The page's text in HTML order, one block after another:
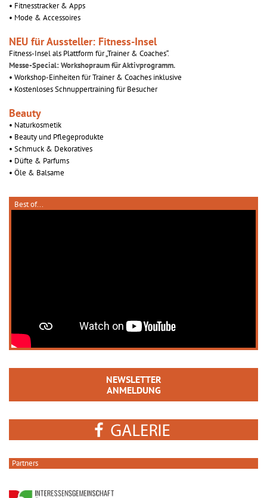
• Fitnesstracker & Apps
• Mode & Accessoires
NEU für Aussteller: Fitness-Insel
Fitness-Insel als Plattform für „Trainer & Coaches“.
Messe-Special: Workshopraum für Aktivprogramm.
• Workshop-Einheiten für Trainer & Coaches inklusive
• Kostenloses Schnuppertraining für Besucher
Beauty
• Naturkosmetik
• Beauty und Pflegeprodukte
• Schmuck & Dekoratives
• Düfte & Parfums
• Öle & Balsame
Best of...
NEWSLETTER
ANMELDUNG
Partners